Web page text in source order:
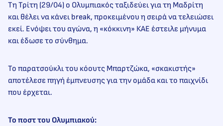
Τη Τρίτη (29/04) ο Ολυμπιακός ταξιδεύει για τη Μαδρίτη
και θέλει να κάνει break, προκειμένου η σειρά να τελειώσει
εκεί. Ενόψει του αγώνα, η «κόκκινη» ΚΑΕ έστειλε μήνυμα
και έδωσε το σύνθημα.
Το παρατσούκλι του κόουτς Μπαρτζώκα, «σκακιστής»
αποτέλεσε πηγή έμπνευσης για την ομάδα και το παιχνίδι
που έρχεται.
Το ποστ του Ολυμπιακού: